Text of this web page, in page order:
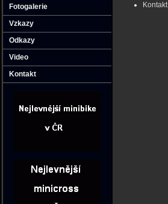
Fotogalerie
Vzkazy
Odkazy
Video
Kontakt
Kontakt